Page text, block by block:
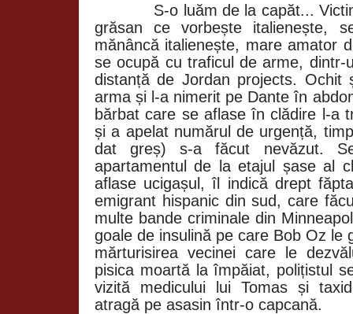
S-o luăm de la capăt...
grăsan ce vorbește italienește,
mănâncă italienește, mare amator
se ocupă cu traficul de arme, dintr-
distanță de Jordan projects. Ochit
arma și l-a nimerit pe Dante în
bărbat care se aflase în clădire l-a
și a apelat numărul de urgență,
dat greș) s-a făcut nevăzut.
apartamentul de la etajul șase al
aflase ucigașul, îl indică drept
emigrant hispanic din sud, care
multe bande criminale din
goale de insulină pe care Bob Oz le
mărturisirea vecinei care le
pisica moartă la împăiat, polițistul
vizită medicului lui Tomas și
atragă pe asasin într-o capcană.